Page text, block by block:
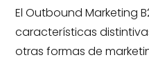
El Outbound Marketing
características
otras formas de